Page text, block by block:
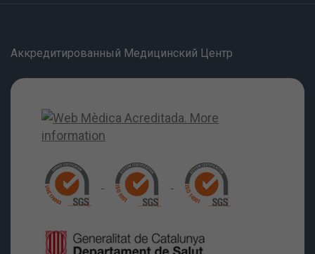
Аккредитированный Медицинский Центр